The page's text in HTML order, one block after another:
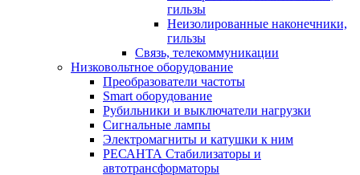
гильзы
Неизолированные наконечники,
гильзы
Связь, телекоммуникации
Низковольтное оборудование
Преобразователи частоты
Smart оборудование
Рубильники и выключатели нагрузки
Сигнальные лампы
Электромагниты и катушки к ним
РЕСАНТА Стабилизаторы и
автотрансформаторы